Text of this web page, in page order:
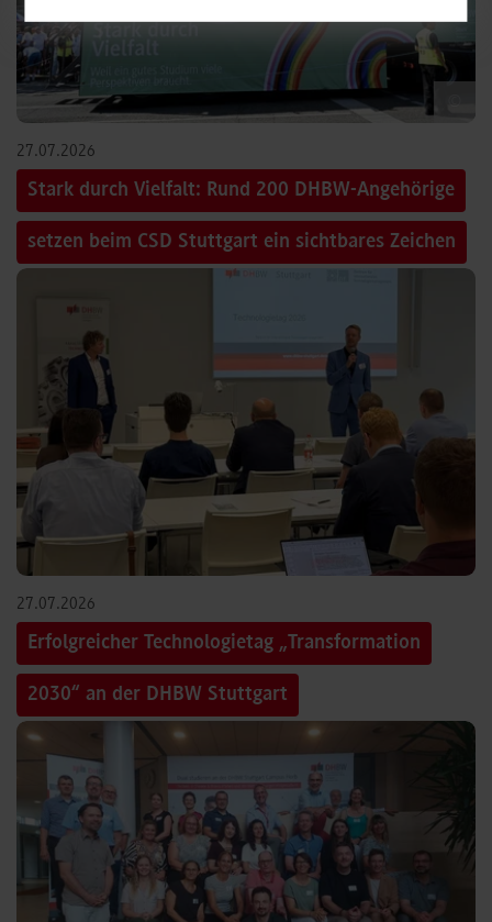
27.07.2026
Stark durch Vielfalt: Rund 200 DHBW-Angehörige
setzen beim CSD Stuttgart ein sichtbares Zeichen
27.07.2026
Erfolgreicher Technologietag „Transformation
2030“ an der DHBW Stuttgart